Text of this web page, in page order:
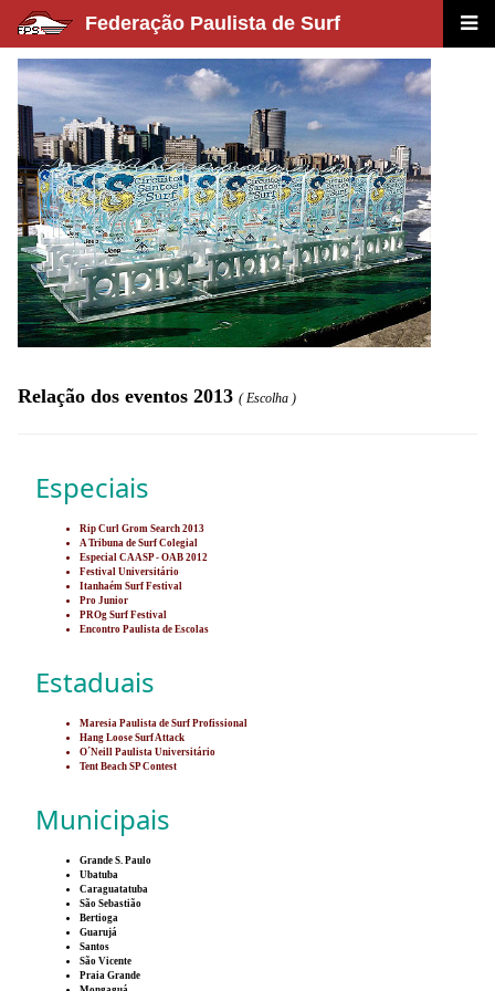
Federação Paulista de Surf
Relação dos eventos 2013 ( Escolha )
Especiais
Rip Curl Grom Search 2013
A Tribuna de Surf Colegial
Especial CAASP - OAB 2012
Festival Universitário
Itanhaém Surf Festival
Pro Junior
PROg Surf Festival
Encontro Paulista de Escolas
Estaduais
Maresia Paulista de Surf Profissional
Hang Loose Surf Attack
O´Neill Paulista Universitário
Tent Beach SP Contest
Municipais
Grande S. Paulo
Ubatuba
Caraguatatuba
São Sebastião
Bertioga
Guarujá
Santos
São Vicente
Praia Grande